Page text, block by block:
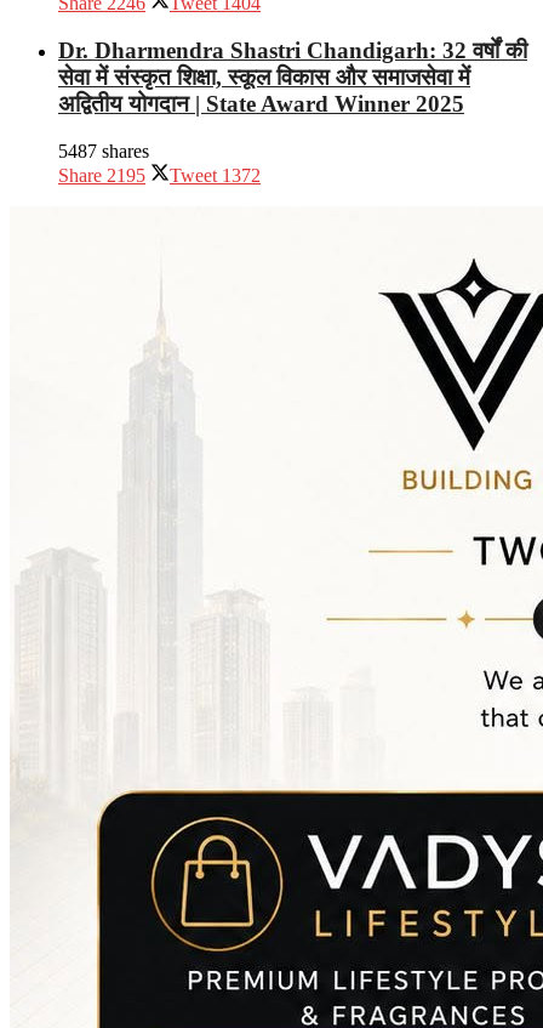
Dr. Dharmendra Shastri Chandigarh: 32 वर्षों की
सेवा में संस्कृत शिक्षा, स्कूल विकास और समाजसेवा में
अद्वितीय योगदान | State Award Winner 2025
5487 shares
Share 2195 Tweet 1372